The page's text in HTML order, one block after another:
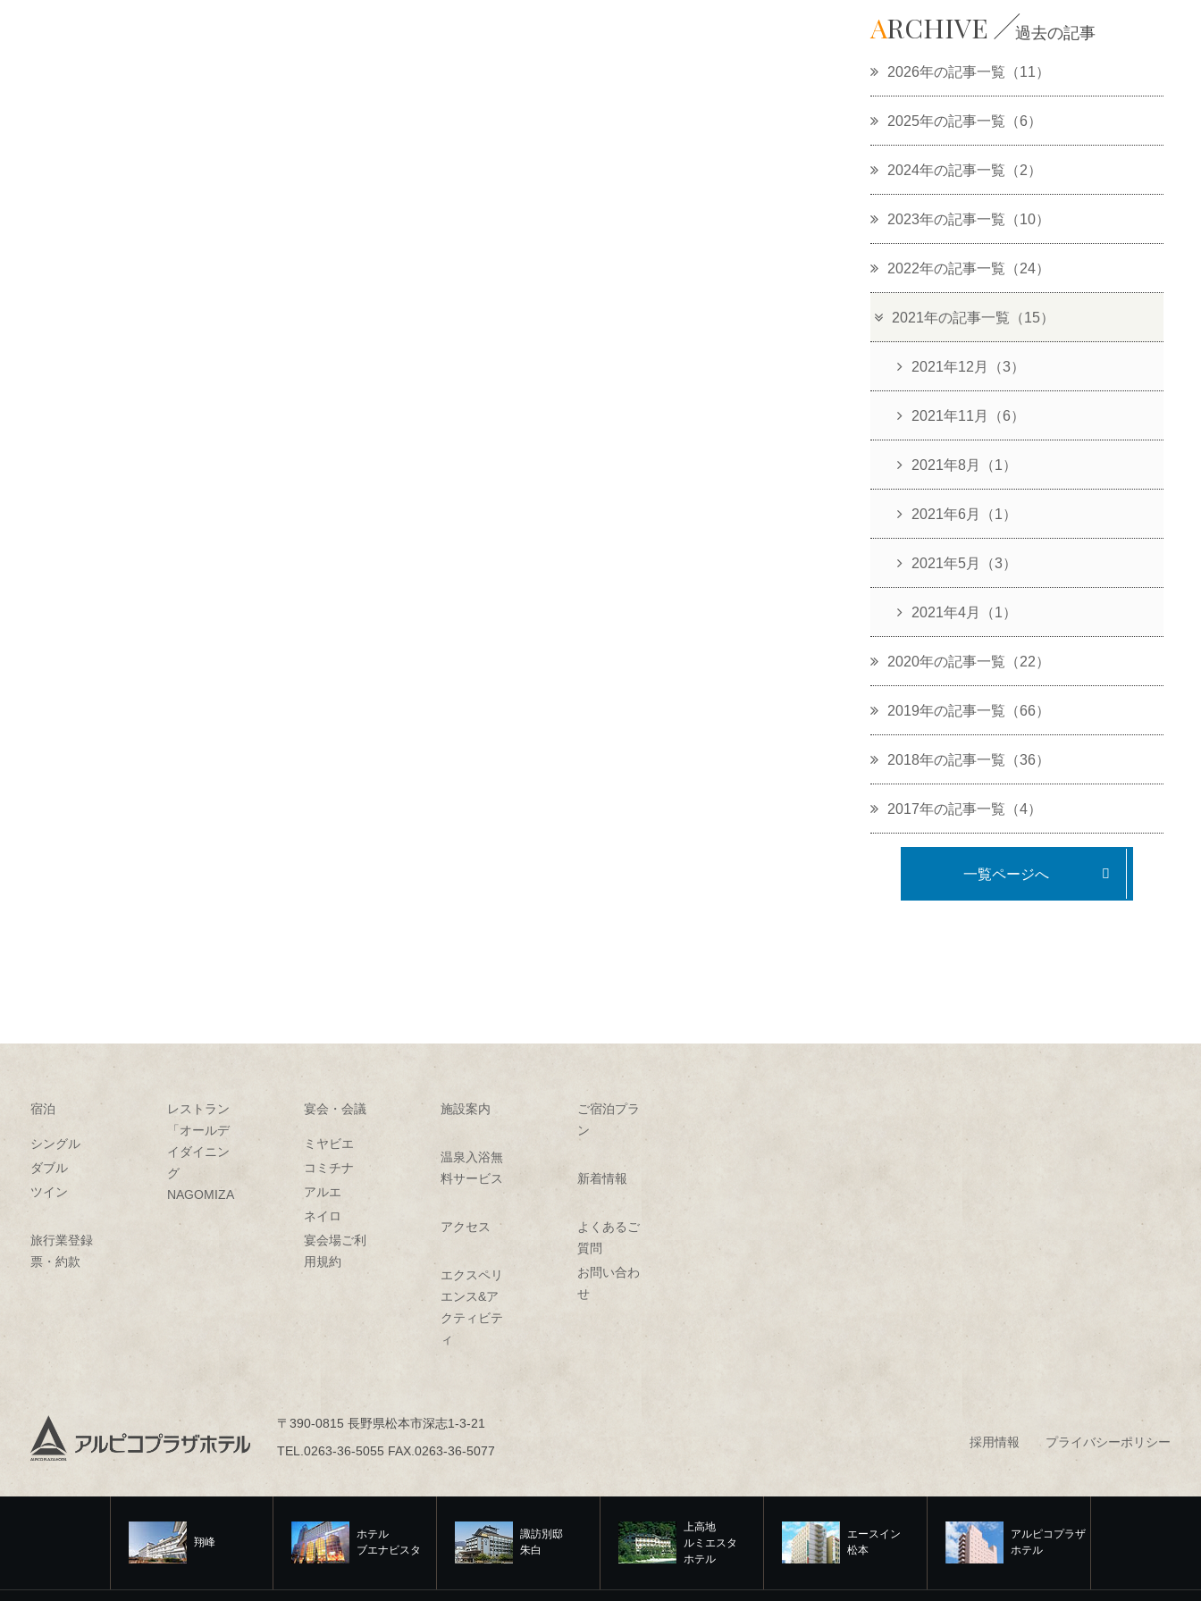
ARCHIVE 過去の記事
2026年の記事一覧（11）
2025年の記事一覧（6）
2024年の記事一覧（2）
2023年の記事一覧（10）
2022年の記事一覧（24）
2021年の記事一覧（15）
2021年12月（3）
2021年11月（6）
2021年8月（1）
2021年6月（1）
2021年5月（3）
2021年4月（1）
2020年の記事一覧（22）
2019年の記事一覧（66）
2018年の記事一覧（36）
2017年の記事一覧（4）
一覧ページへ
宿泊
シングル
ダブル
ツイン
旅行業登録
票・約款
レストラン
「オールデ
イダイニン
グ
NAGOMIZA」
宴会・会議
ミヤビエ
コミチナ
アルエ
ネイロ
宴会場ご利
用規約
施設案内
温泉入浴無
料サービス
アクセス
エクスペリ
エンス&ア
クティビテ
ィ
ご宿泊プラ
ン
新着情報
よくあるご
質問
お問い合わ
せ
〒390-0815 長野県松本市深志1-3-21
TEL.0263-36-5055 FAX.0263-36-5077
採用情報 プライバシーポリシー
翔峰
ホテル
ブエナビスタ
諏訪別邸
朱白
上高地
ルミエスタ
ホテル
エースイン
松本
アルピコプラザ
ホテル